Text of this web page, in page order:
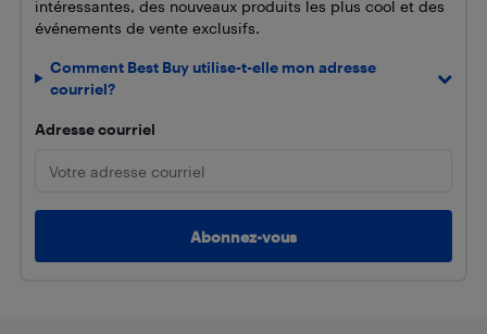
intéressantes, des nouveaux produits les plus cool et des
événements de vente exclusifs.
Comment Best Buy utilise-t-elle mon adresse
courriel?
Adresse courriel